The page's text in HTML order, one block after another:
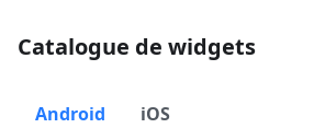
Catalogue de widgets
Android iOS